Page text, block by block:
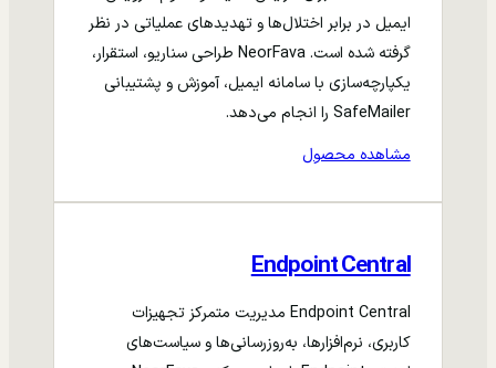
ایمیل در برابر اختلال‌ها و تهدیدهای عملیاتی در نظر
گرفته شده است. NeorFava طراحی سناریو، استقرار،
یکپارچه‌سازی با سامانه ایمیل، آموزش و پشتیبانی
SafeMailer را انجام می‌دهد.
مشاهده محصول
Endpoint Central
Endpoint Central مدیریت متمرکز تجهیزات
کاربری، نرم‌افزارها، به‌روزرسانی‌ها و سیاست‌های